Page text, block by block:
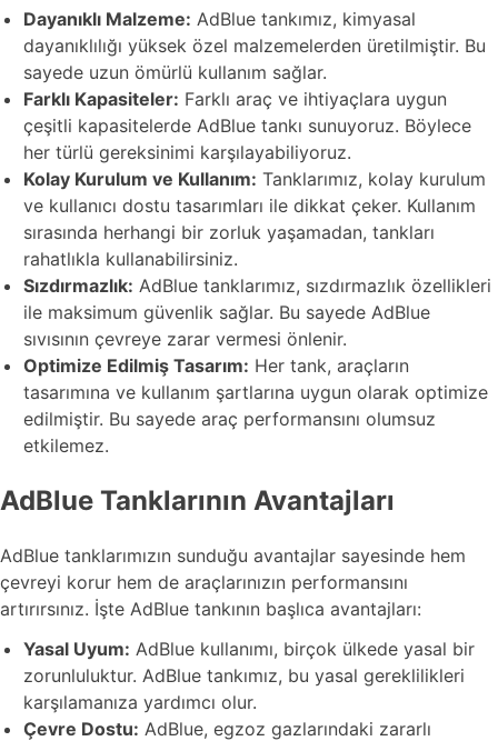
Dayanıklı Malzeme: AdBlue tankımız, kimyasal
dayanıklılığı yüksek özel malzemelerden üretilmiştir. Bu
sayede uzun ömürlü kullanım sağlar.
Farklı Kapasiteler: Farklı araç ve ihtiyaçlara uygun
çeşitli kapasitelerde AdBlue tankı sunuyoruz. Böylece
her türlü gereksinimi karşılayabiliyoruz.
Kolay Kurulum ve Kullanım: Tanklarımız, kolay kurulum
ve kullanıcı dostu tasarımları ile dikkat çeker. Kullanım
sırasında herhangi bir zorluk yaşamadan, tankları
rahatlıkla kullanabilirsiniz.
Sızdırmazlık: AdBlue tanklarımız, sızdırmazlık özellikleri
ile maksimum güvenlik sağlar. Bu sayede AdBlue
sıvısının çevreye zarar vermesi önlenir.
Optimize Edilmiş Tasarım: Her tank, araçların
tasarımına ve kullanım şartlarına uygun olarak optimize
edilmiştir. Bu sayede araç performansını olumsuz
etkilemez.
AdBlue Tanklarının Avantajları
AdBlue tanklarımızın sunduğu avantajlar sayesinde hem
çevreyi korur hem de araçlarınızın performansını
artırırsınız. İşte AdBlue tankının başlıca avantajları:
Yasal Uyum: AdBlue kullanımı, birçok ülkede yasal bir
zorunluluktur. AdBlue tankımız, bu yasal gereklilikleri
karşılamanıza yardımcı olur.
Çevre Dostu: AdBlue, egzoz gazlarındaki zararlı